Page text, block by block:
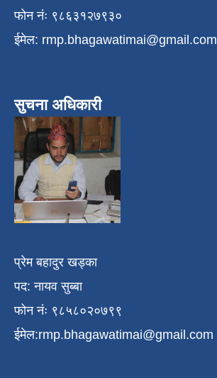
फोन नंः ९८६३१२७९३०
ईमेल: rmp.bhagawatimai@gmail.com
सुचना अधिकारी
प्रेम बहादुर खड्का
पद: नायव सुब्बा
फोन नंः ९८५८०२०७९९
ईमेल:rmp.bhagawatimai@gmail.com